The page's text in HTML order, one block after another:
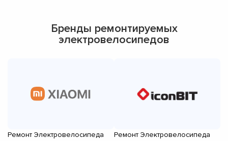
Бренды ремонтируемых
электровелосипедов
Ремонт Электровелосипеда
Ремонт Электровелосипеда